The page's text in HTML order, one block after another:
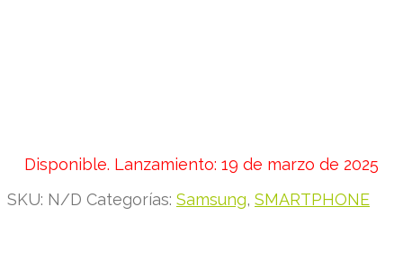
Disponible. Lanzamiento: 19 de marzo de 2025
SKU: N/D Categorías: Samsung, SMARTPHONE